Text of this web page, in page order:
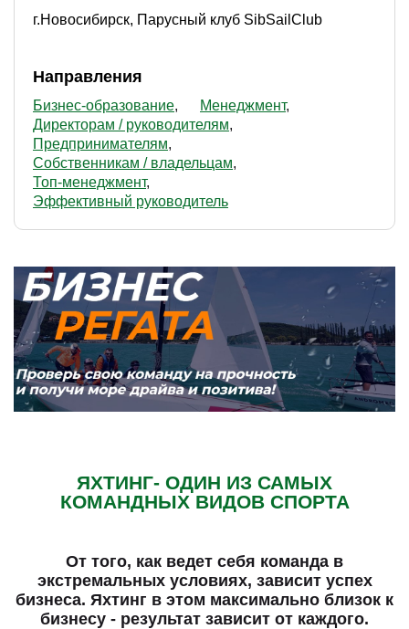
г.Новосибирск, Парусный клуб SibSailClub
Направления
Бизнес-образование
Менеджмент
Директорам / руководителям
Предпринимателям
Собственникам / владельцам
Топ-менеджмент
Эффективный руководитель
ЯХТИНГ- ОДИН ИЗ САМЫХ
КОМАНДНЫХ ВИДОВ СПОРТА
От того, как ведет себя команда в
экстремальных условиях, зависит успех
бизнеса. Яхтинг в этом максимально близок к
бизнесу - результат зависит от каждого.